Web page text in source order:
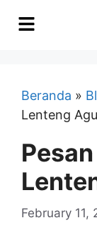
Beranda »
Lenteng
February 11,